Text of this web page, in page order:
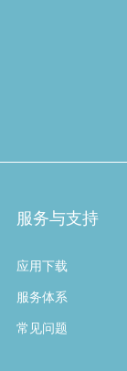
服务与支持
应用下载
服务体系
常见问题